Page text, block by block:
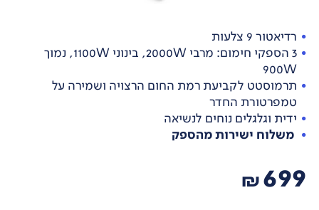
רדיאטור 9 צלעות
3 הספקי חימום: מרבי 2000W, בינוני 1100W, נמוך
900W
תרמוסטט לקביעת רמת החום הרצויה ושמירה על
טמפרטורת החדר
ידית וגלגלים נוחים לנשיאה
משלוח ישירות מהספק
699
₪